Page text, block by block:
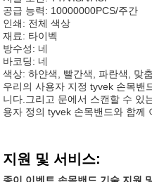
공급 능력: 10000000PCS/주간
인쇄: 전체 색상
재료: 타이벡
방수성: 네
바코딩: 네
색상: 하얀색, 빨간색, 파란색, 맞
우리의 사용자 지정 tyvek 손목밴
니다.그리고 문에서 스캔할 수 있
용자 정의 tyvek 손목밴드와 함께
지원 및 서비스: